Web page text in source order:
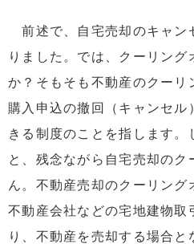
前述で、自宅売却のキャン
りました。では、クーリング
か？そもそも不動産のクーリ
購入申込の撤回（キャンセル
きる制度のことを指します。
と、残念ながら自宅売却のク
ん。不動産売却のクーリング
不動産会社などの宅地建物取
り、不動産を売却する場合